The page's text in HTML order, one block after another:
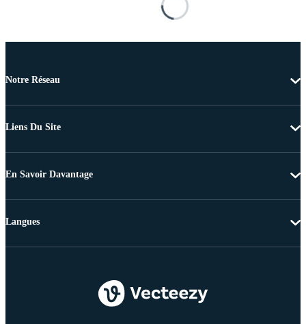
Notre Réseau
Liens Du Site
En Savoir Davantage
Langues